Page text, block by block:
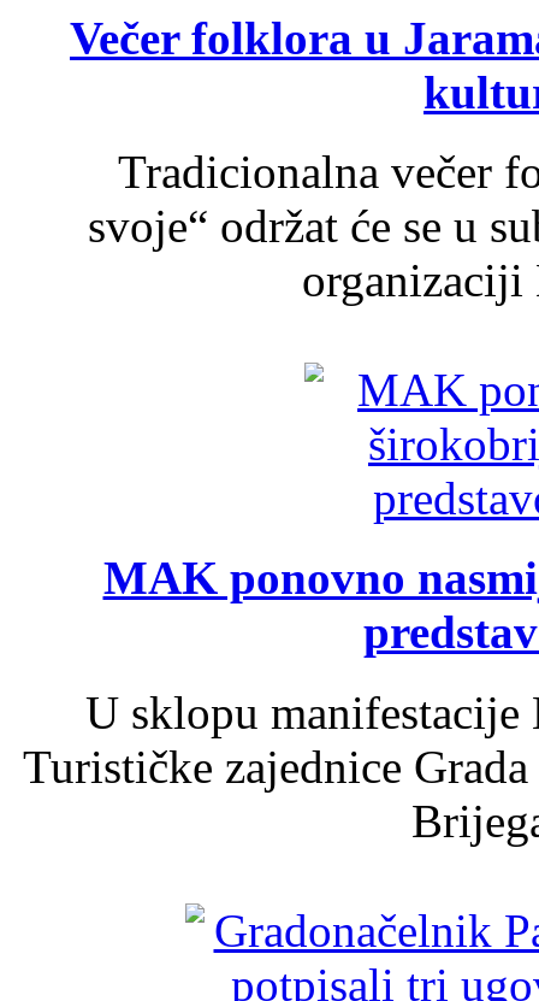
Večer folklora u
Tradicionalna večer
svoje“ održat će se u
organizaciji
MAK ponovno
U sklopu
Turističke zajednice